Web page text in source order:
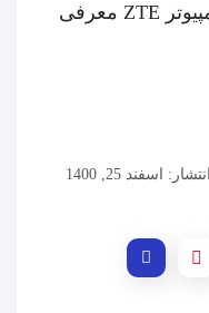
اندازه و وزن ماوس مینی کامپیوتر ZTE معرفی
اسفند 25, 1400